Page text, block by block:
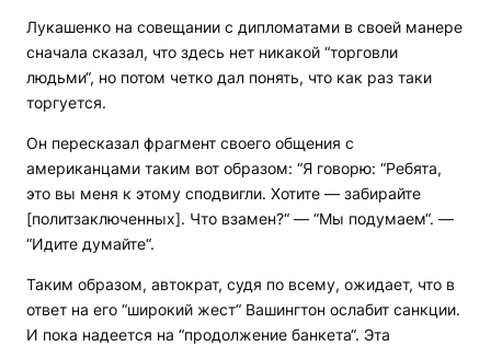
Лукашенко на совещании с дипломатами в своей манере
сначала сказал, что здесь нет никакой “торговли
людьми“, но потом четко дал понять, что как раз таки
торгуется.
Он пересказал фрагмент своего общения с
американцами таким вот образом: “Я говорю: “Ребята,
это вы меня к этому сподвигли. Хотите — забирайте
[политзаключенных]. Что взамен?“ — “Мы подумаем“. —
“Идите думайте“.
Таким образом, автократ, судя по всему, ожидает, что в
ответ на его “широкий жест“ Вашингтон ослабит санкции.
И пока надеется на “продолжение банкета“. Эта